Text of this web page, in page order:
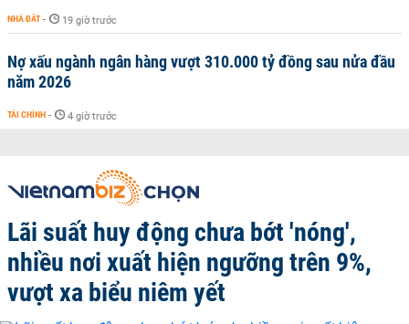
NHÀ ĐẤT - 19 giờ trước
Nợ xấu ngành ngân hàng vượt 310.000 tỷ đồng sau nửa đầu
năm 2026
TÀI CHÍNH - 4 giờ trước
Lãi suất huy động chưa bớt 'nóng',
nhiều nơi xuất hiện ngưỡng trên 9%,
vượt xa biểu niêm yết